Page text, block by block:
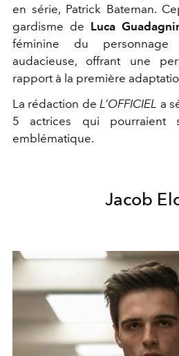
en série, Patrick Bateman.
gardisme de Luca
féminine du
audacieuse, offrant une
rapport à la première
La rédaction deL’OFFICIEL a
5 actrices qui pourraient
emblématique.
Jacob